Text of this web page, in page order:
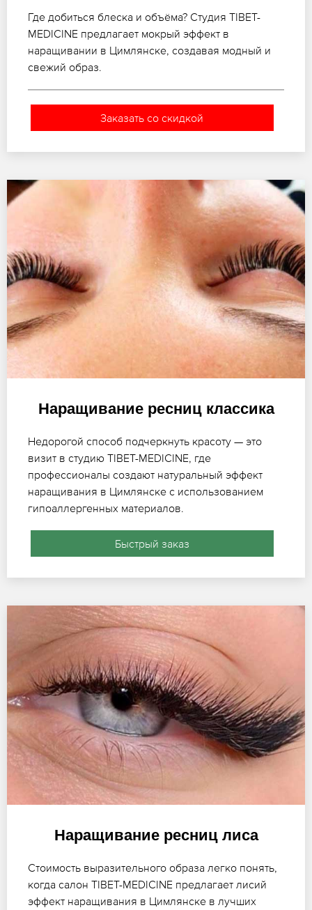
Где добиться блеска и объёма? Студия TIBET-
MEDICINE предлагает мокрый эффект в
наращивании в Цимлянске, создавая модный и
свежий образ.
Заказать со скидкой
Наращивание ресниц классика
Недорогой способ подчеркнуть красоту — это
визит в студию TIBET-MEDICINE, где
профессионалы создают натуральный эффект
наращивания в Цимлянске с использованием
гипоаллергенных материалов.
Быстрый заказ
Наращивание ресниц лиса
Стоимость выразительного образа легко понять,
когда салон TIBET-MEDICINE предлагает лисий
эффект наращивания в Цимлянске в лучших